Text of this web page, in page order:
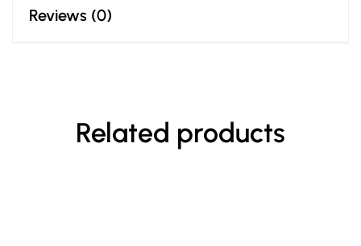
Reviews (0)
Related products